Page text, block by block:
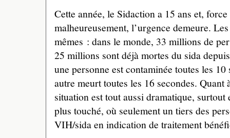
Cette année, le Sidaction a 15 ans et,
malheureusement, l’urgence demeure.
mêmes : dans le monde, 33 millions de
25 millions sont déjà mortes du sida
une personne est contaminée toutes les 10
autre meurt toutes les 16 secondes. Quant
situation est tout aussi dramatique,
plus touché, où seulement un tiers des
VIH/sida en indication de traitement